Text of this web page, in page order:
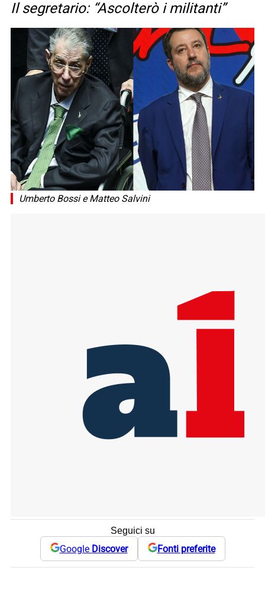
Il segretario: “Ascolterò i militanti”
Umberto Bossi e Matteo Salvini
Seguici su
Google Discover Fonti preferite